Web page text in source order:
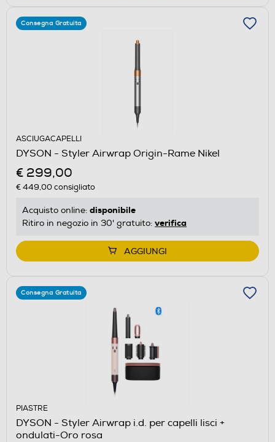
Consegna Gratuita
ASCIUGACAPELLI
DYSON - Styler Airwrap Origin-Rame Nikel
€ 299,00
€ 449,00consigliato
Acquisto online: disponibile
Ritiro in negozio in 30' gratuito: verifica
AGGIUNGI
Consegna Gratuita
PIASTRE
DYSON - Styler Airwrap i.d. per capelli lisci +
ondulati-Oro rosa